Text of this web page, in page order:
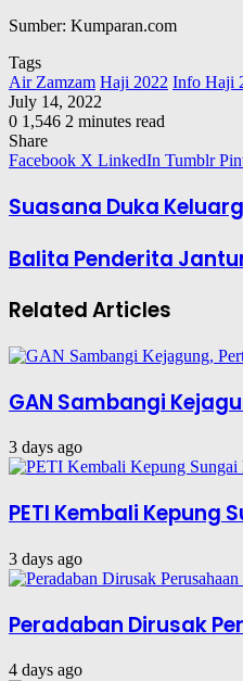
Sumber: Kumparan.com
Tags
Air Zamzam Haji 2022 Info Haji
July 14, 2022
0 1,546 2 minutes read
Share
Facebook X LinkedIn Tumblr
Suasana Duka
Balita Penderita
Related Articles
GAN Sambangi
3 days ago
PETI Kembali Kepung
3 days ago
Peradaban Dirusak
4 days ago